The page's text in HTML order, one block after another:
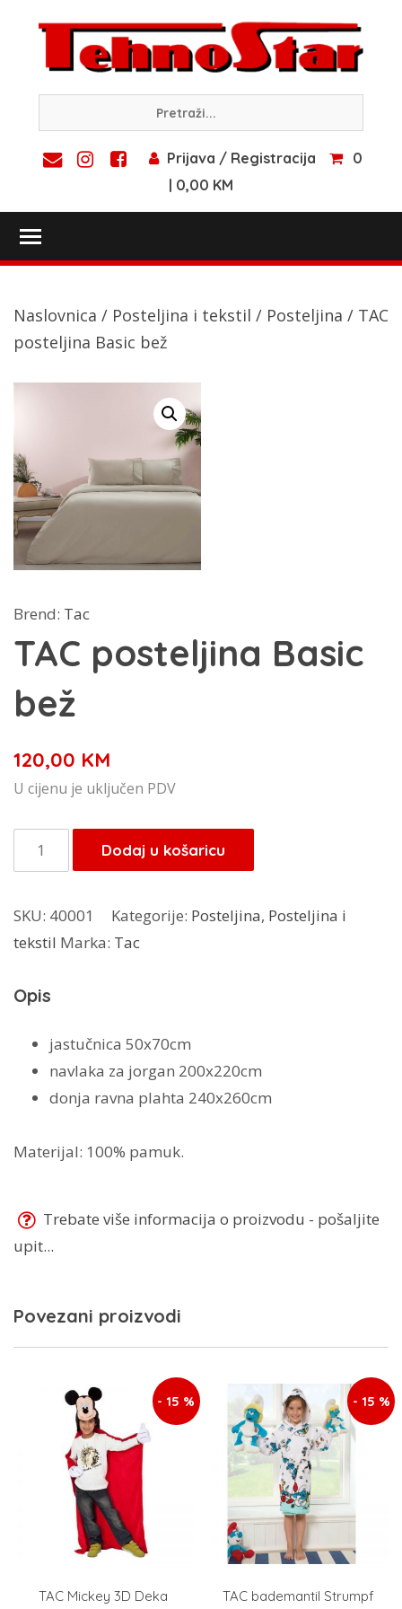
content
Prijava / Registracija
0
| 0,00 KM
Naslovnica / Posteljina i tekstil / Posteljina / TAC
posteljina Basic bež
Brend: Tac
TAC posteljina Basic
bež
120,00 KM
U cijenu je uključen PDV
TAC
posteljina
bež
količina
Dodaj u košaricu
SKU: 40001 Kategorije: Posteljina, Posteljina i
tekstil Marka: Tac
Opis
jastučnica 50x70cm
navlaka za jorgan 200x220cm
donja ravna plahta 240x260cm
Materijal: 100% pamuk.
Trebate više informacija o proizvodu - pošaljite
upit...
Povezani proizvodi
- 15 %
TAC Mickey 3D Deka
- 15 %
TAC bademantil Strumpf